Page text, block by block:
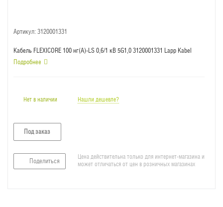
Артикул: 3120001331
Кабель FLEXICORE 100 нг(А)-LS 0,6/1 кВ 5G1,0 3120001331 Lapp Kabel
Подробнее
Нет в наличии Нашли дешевле?
Под заказ
Поделиться
Цена действительна только для интернет-магазина и
может отличаться от цен в розничных магазинах